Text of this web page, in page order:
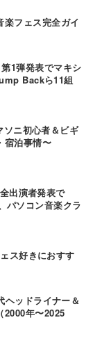
楽フェス完全ガイ
1弾発表でマキシ
Backら11組
ソニ初心者＆ビギ
宿泊事情〜
出演者発表で
パソコン音楽クラ
ス好きにおすす
ヘッドライナー＆
2000年〜2025